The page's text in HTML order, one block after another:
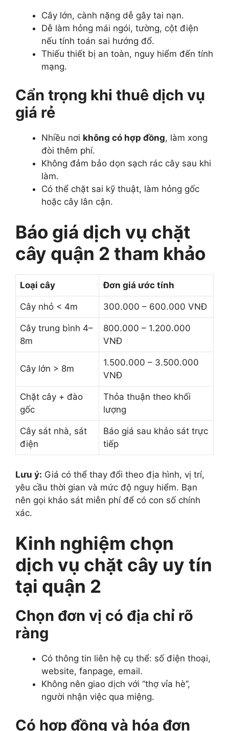
Cây lớn, cành nặng dễ gây tai nạn.
Dễ làm hỏng mái ngói, tường, cột điện
nếu tính toán sai hướng đổ.
Thiếu thiết bị an toàn, nguy hiểm đến tính
mạng.
Cẩn trọng khi thuê dịch vụ
giá rẻ
Nhiều nơi không có hợp đồng, làm xong
đòi thêm phí.
Không đảm bảo dọn sạch rác cây sau khi
làm.
Có thể chặt sai kỹ thuật, làm hỏng gốc
hoặc cây lân cận.
Báo giá dịch vụ chặt
cây quận 2 tham khảo
Loại cây Đơn giá ước tính
Cây nhỏ < 4m 300.000 – 600.000 VNĐ
Cây trung bình 4–
8m
800.000 – 1.200.000
VNĐ
Cây lớn > 8m
1.500.000 – 3.500.000
VNĐ
Chặt cây + đào
gốc
Thỏa thuận theo khối
lượng
Cây sát nhà, sát
điện
Báo giá sau khảo sát trực
tiếp
Lưu ý: Giá có thể thay đổi theo địa hình, vị trí,
yêu cầu thời gian và mức độ nguy hiểm. Bạn
nên gọi khảo sát miễn phí để có con số chính
xác.
Kinh nghiệm chọn
dịch vụ chặt cây uy tín
tại quận 2
Chọn đơn vị có địa chỉ rõ
ràng
Có thông tin liên hệ cụ thể: số điện thoại,
website, fanpage, email.
Không nên giao dịch với “thợ vỉa hè”,
người nhận việc qua miệng.
Có hợp đồng và hóa đơn